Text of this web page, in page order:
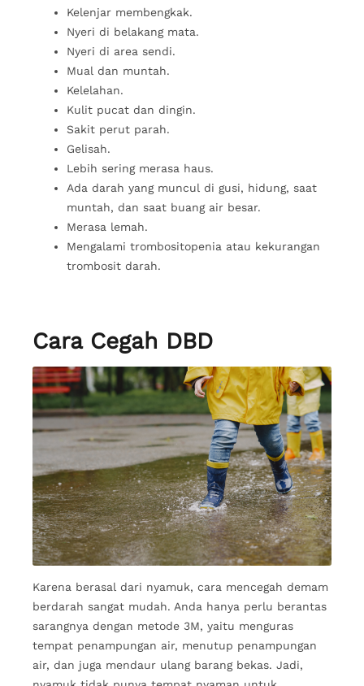
Kelenjar membengkak.
Nyeri di belakang mata.
Nyeri di area sendi.
Mual dan muntah.
Kelelahan.
Kulit pucat dan dingin.
Sakit perut parah.
Gelisah.
Lebih sering merasa haus.
Ada darah yang muncul di gusi, hidung, saat
muntah, dan saat buang air besar.
Merasa lemah.
Mengalami trombositopenia atau kekurangan
trombosit darah.
Cara Cegah DBD
Karena berasal dari nyamuk, cara mencegah demam
berdarah sangat mudah. Anda hanya perlu berantas
sarangnya dengan metode 3M, yaitu menguras
tempat penampungan air, menutup penampungan
air, dan juga mendaur ulang barang bekas. Jadi,